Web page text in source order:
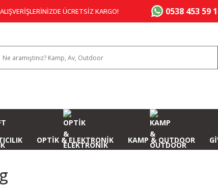
ÜCRETSİZ KARGO! 0538 453 59
OPTİK & ELEKTRONİK KAMP & OUTDOOR